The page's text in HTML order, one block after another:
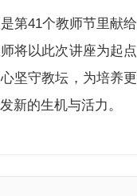
第41个教师节里献
将以此次讲座为起
坚守教坛，为培养
新的生机与活力。